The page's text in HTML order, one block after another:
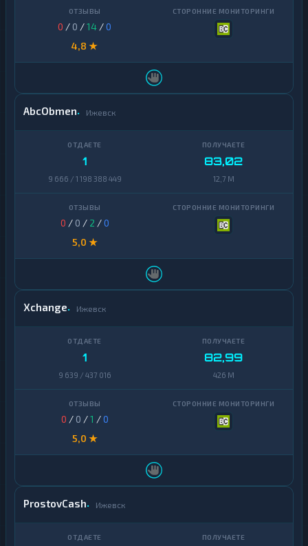
0 / 0 /14 /0
4,8 ★
AbcObmen Ижевск
1
9 666 / 1 198 388 449
83,02
12,7 M
0 / 0 / 2 /0
5,0 ★
Xchange Ижевск
1
9 639 / 437 016
82,99
426 M
0 / 0 /1 /0
5,0 ★
ProstovCash Ижевск